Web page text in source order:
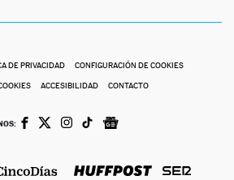
DE PRIVACIDAD CONFIGURACIÓN DE COOKIES
ACCESIBILIDAD CONTACTO